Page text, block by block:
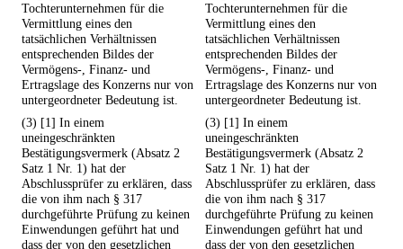
Tochterunternehmen für die
Vermittlung eines den
tatsächlichen Verhältnissen
entsprechenden Bildes der
Vermögens-, Finanz- und
Ertragslage des Konzerns nur von
untergeordneter Bedeutung ist.
Tochterunternehmen für die
Vermittlung eines den
tatsächlichen Verhältnissen
entsprechenden Bildes der
Vermögens-, Finanz- und
Ertragslage des Konzerns nur von
untergeordneter Bedeutung ist.
(3) [1] In einem
uneingeschränkten
Bestätigungsvermerk (Absatz 2
Satz 1 Nr. 1) hat der
Abschlussprüfer zu erklären, dass
die von ihm nach § 317
durchgeführte Prüfung zu keinen
Einwendungen geführt hat und
dass der von den gesetzlichen
(3) [1] In einem
uneingeschränkten
Bestätigungsvermerk (Absatz 2
Satz 1 Nr. 1) hat der
Abschlussprüfer zu erklären, dass
die von ihm nach § 317
durchgeführte Prüfung zu keinen
Einwendungen geführt hat und
dass der von den gesetzlichen